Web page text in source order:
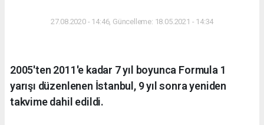
27.08.2020 - 14:46, Güncelleme: 18.05.2021 - 14:34
2005'ten 2011'e kadar 7 yıl boyunca Formula 1
yarışı düzenlenen İstanbul, 9 yıl sonra yeniden
takvime dahil edildi.